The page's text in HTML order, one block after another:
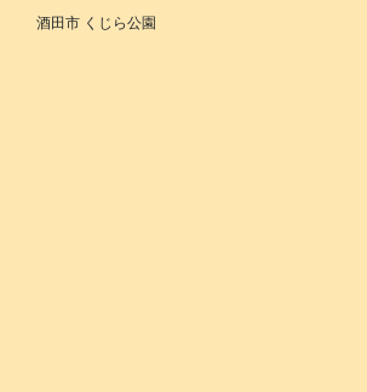
酒田市 くじら公園